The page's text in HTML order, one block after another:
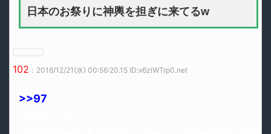
日本のお祭りに神輿を担ぎに来てるw
102 ：2016/12/21(水) 00:56:20.15 ID:x6zlWTrp0.net
>>97